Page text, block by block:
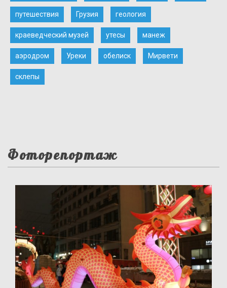
путешествия Грузия геология
краеведческий музей утесы манеж
аэродром Уреки обелиск Мирвети
склепы
Фоторепортаж